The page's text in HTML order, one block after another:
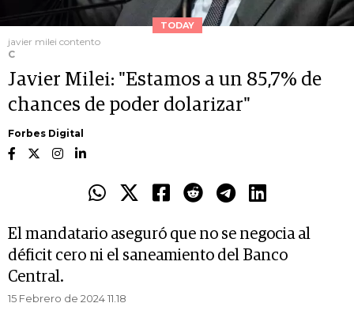
TODAY
javier milei contento
C
Javier Milei: "Estamos a un 85,7% de
chances de poder dolarizar"
Forbes Digital
El mandatario aseguró que no se negocia al
déficit cero ni el saneamiento del Banco
Central.
15 Febrero de 2024 11.18